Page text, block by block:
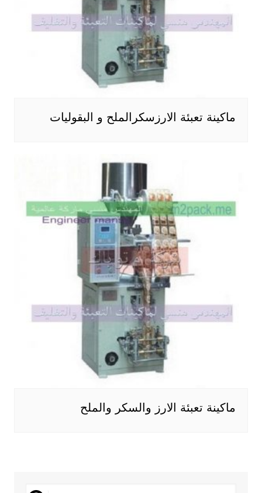
ماكينة تعبئة الارزسكرالملح و البقوليات
ماكينة تعبئة الارز والسكر والملح